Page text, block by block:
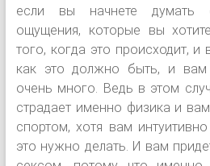
если вы начнете думать
ощущения, которые вы
того, когда это происходит, и
как это должно быть, и вам
очень много. Ведь в этом
страдает именно физика и
спортом, хотя вам
это нужно делать. И вам